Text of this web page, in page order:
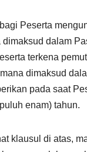
Peserta
dalam
terkena
dimaksud
pada saat
enam) tahun.
klausul di atas,